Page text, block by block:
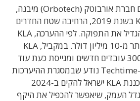
ל-Techtime נודע שגם חברת אורבוטק (Orbotech) מיבנה,
אשר נרכשה על-ידי KLA בשנת 2019, הרחיבה שטח החדרים
הנקיים שלה במטרה להגדיל את התפוקה. לפי ההערכה, KLA
במקביל,
KLA
ישראל קלטה השנה כ-300 עובדים חדשים ומגייסת כעת עוד
300 עובדים נוספים. ל-Techtime נודע שבמסגרת ההיערכות
לצמיחה העתידית, מתכננת KLA ישראל להקים ב-2024
העמק, שיאפשר להכפיל את היקף